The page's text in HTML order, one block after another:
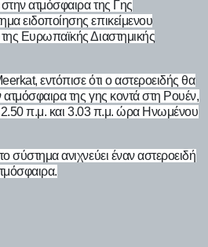
στην ατμόσφαιρα της Γης
ειδοποίησης επικείμενου
Ευρωπαϊκής Διαστημικής
εντόπισε ότι ο αστεροειδής θα
της γης κοντά στη Ρουέν,
2.50 π.μ. και 3.03 π.μ. ώρα Ηνωμένου
σύστημα ανιχνεύει έναν αστεροειδή